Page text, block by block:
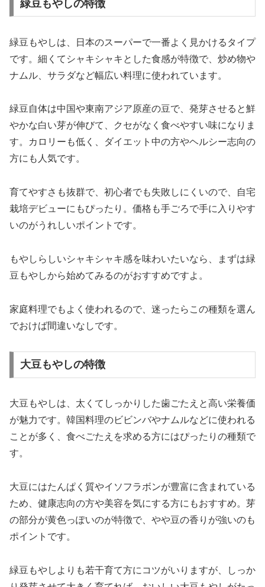
緑豆もやしの特徴
緑豆もやしは、日本のスーパーで一番よく見かけるタイプ
です。細くてシャキシャキとした食感が特徴で、炒め物や
ナムル、サラダなど幅広い料理に使われています。
緑豆自体は中国や東南アジア原産の豆で、発芽させると鮮
やかな白い芽が伸びて、クセがなく食べやすい味になりま
す。カロリーも低く、ダイエット中の方やヘルシー志向の
方にも人気です。
育てやすさも抜群で、初心者でも失敗しにくいので、自宅
栽培デビューにもぴったり。価格も手ごろで手に入りやす
いのがうれしいポイントです。
もやしらしいシャキシャキ感を味わいたいなら、まずは緑
豆もやしから始めてみるのがおすすめですよ。
家庭料理でもよく使われるので、迷ったらこの種類を選ん
でおけば間違いなしです。
大豆もやしの特徴
大豆もやしは、太くてしっかりした歯ごたえと高い栄養価
が魅力です。韓国料理のビビンバやナムルなどに使われる
ことが多く、食べごたえを求める方にはぴったりの種類で
す。
大豆にはたんぱく質やイソフラボンが豊富に含まれている
ため、健康志向の方や美容を気にする方にもおすすめ。芽
の部分が黄色っぽいのが特徴で、やや豆の香りが強いのも
ポイントです。
緑豆もやしよりも若干育て方にコツがいりますが、しっか